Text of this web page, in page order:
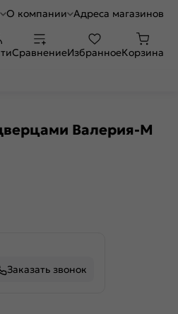
О компании Адреса магазинов
СравнениеИзбранноеКорзина
Валерия-М
Заказать звонок